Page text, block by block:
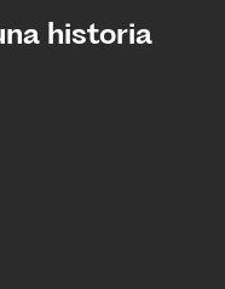
historia